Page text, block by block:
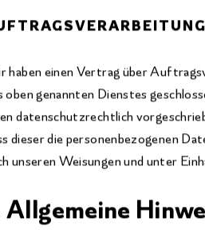
haben einen Vertrag über
oben genannten Dienstes
datenschutzrechtlich
dieser die personenbezogenen
unseren Weisungen und unter
Allgemeine